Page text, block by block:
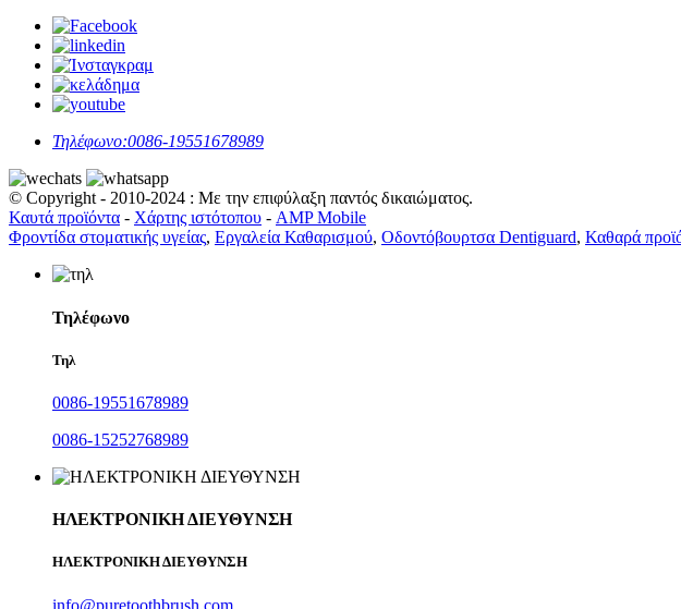
Τηλέφωνο:0086-19551678989
© Copyright - 2010-2024 : Με την επιφύλαξη παντός δικαιώματος.
Καυτά προϊόντα - Χάρτης ιστότοπου - AMP Mobile
Φροντίδα στοματικής υγείας, Εργαλεία Καθαρισμού, Οδοντόβουρτσα Dentiguard, Καθαρά
Τηλέφωνο
Τηλ
0086-19551678989
0086-15252768989
ΗΛΕΚΤΡΟΝΙΚΗ ΔΙΕΥΘΥΝΣΗ
ΗΛΕΚΤΡΟΝΙΚΗ ΔΙΕΥΘΥΝΣΗ
info@puretoothbrush.com